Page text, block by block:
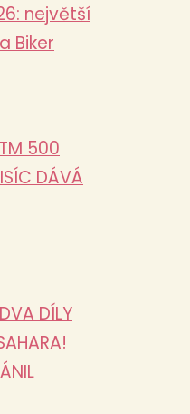
největší
Biker
500
DÁVÁ
DÍLY